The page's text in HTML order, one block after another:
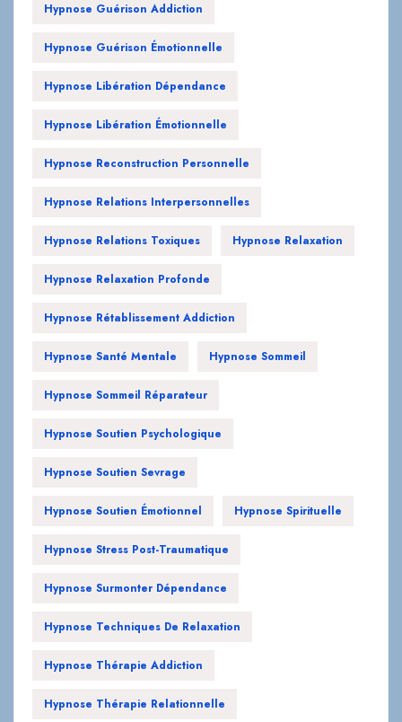
Hypnose Guérison Addiction
Hypnose Guérison Émotionnelle
Hypnose Libération Dépendance
Hypnose Libération Émotionnelle
Hypnose Reconstruction Personnelle
Hypnose Relations Interpersonnelles
Hypnose Relations Toxiques Hypnose Relaxation
Hypnose Relaxation Profonde
Hypnose Rétablissement Addiction
Hypnose Santé Mentale Hypnose Sommeil
Hypnose Sommeil Réparateur
Hypnose Soutien Psychologique
Hypnose Soutien Sevrage
Hypnose Soutien Émotionnel Hypnose Spirituelle
Hypnose Stress Post-Traumatique
Hypnose Surmonter Dépendance
Hypnose Techniques De Relaxation
Hypnose Thérapie Addiction
Hypnose Thérapie Relationnelle